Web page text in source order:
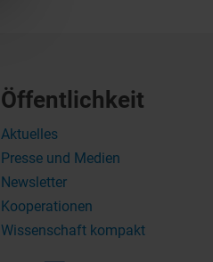
Öffentlichkeit
Aktuelles
Presse und Medien
Newsletter
Kooperationen
Wissenschaft kompakt